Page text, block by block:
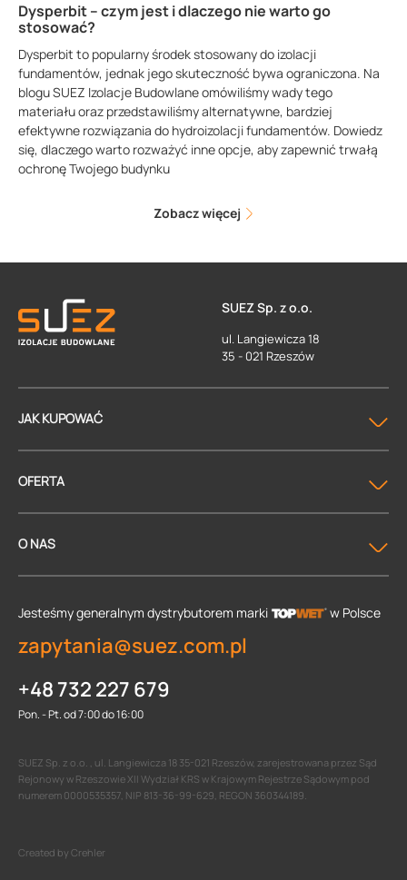
Dysperbit – czym jest i dlaczego nie warto go
stosować?
Dysperbit to popularny środek stosowany do izolacji
fundamentów, jednak jego skuteczność bywa ograniczona. Na
blogu SUEZ Izolacje Budowlane omówiliśmy wady tego
materiału oraz przedstawiliśmy alternatywne, bardziej
efektywne rozwiązania do hydroizolacji fundamentów. Dowiedz
się, dlaczego warto rozważyć inne opcje, aby zapewnić trwałą
ochronę Twojego budynku
Zobacz więcej
SUEZ Sp. z o.o.
ul. Langiewicza 18
35 - 021 Rzeszów
JAK KUPOWAĆ
OFERTA
O NAS
Jesteśmy generalnym dystrybutorem marki w Polsce
zapytania@suez.com.pl
+48 732 227 679
Pon. - Pt. od 7:00 do 16:00
SUEZ Sp. z o.o. , ul. Langiewicza 18 35-021 Rzeszów, zarejestrowana przez Sąd
Rejonowy w Rzeszowie XII Wydział KRS w Krajowym Rejestrze Sądowym pod
numerem 0000535357, NIP 813-36-99-629, REGON 360344189.
Created by Crehler